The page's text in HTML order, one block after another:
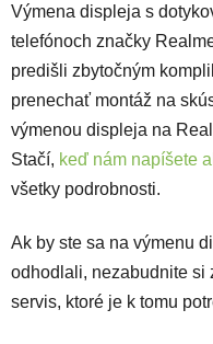
Výmena displeja s
telefónoch značky
predišli zbytočným
prenechať montáž na
výmenou displeja na
Stačí, keď nám napíšete
všetky podrobnosti.
Ak by ste sa na výmenu
odhodlali, nezabudnite si
servis, ktoré je k tomu